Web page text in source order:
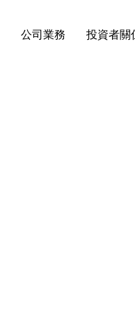
公司業務 投資者關